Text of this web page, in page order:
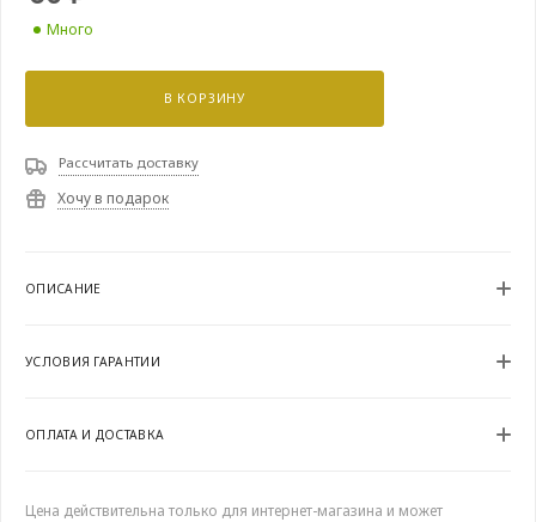
Много
В КОРЗИНУ
Рассчитать доставку
Хочу в подарок
ОПИСАНИЕ
УСЛОВИЯ ГАРАНТИИ
ОПЛАТА И ДОСТАВКА
Цена действительна только для интернет-магазина и может